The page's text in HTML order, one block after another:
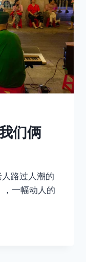
们俩
路过人潮的
一幅动人的